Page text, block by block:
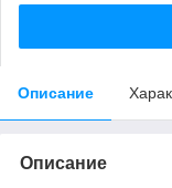
Описание
Описание